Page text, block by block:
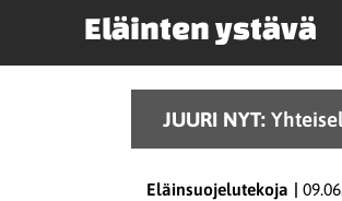
Eläinten ystävä
JUURI NYT:
Eläinsuojelutekoja